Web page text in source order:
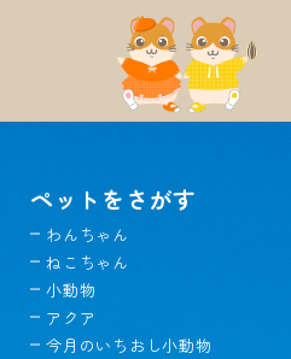
ペットをさがす
わんちゃん
ねこちゃん
小動物
アクア
今月のいちおし小動物